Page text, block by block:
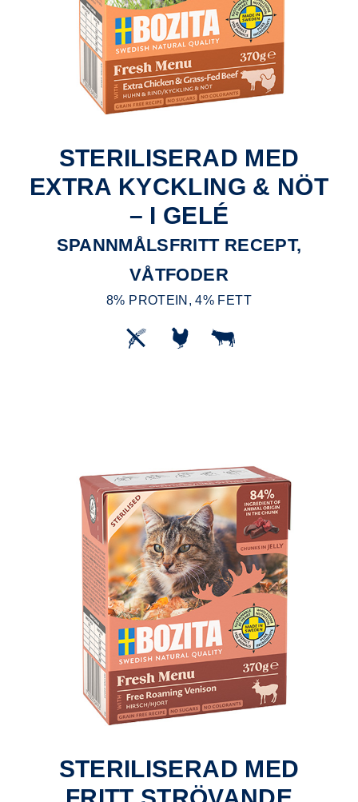
STERILISERAD MED
EXTRA KYCKLING & NÖT
– I GELÉ
SPANNMÅLSFRITT RECEPT,
VÅTFODER
8% PROTEIN, 4% FETT
STERILISERAD MED